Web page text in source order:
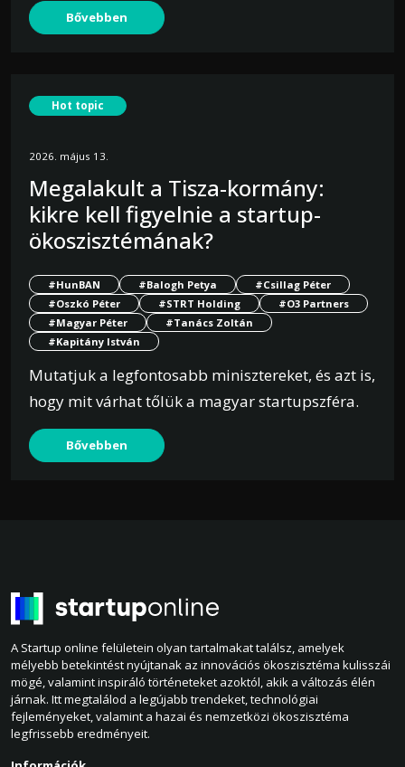
Bővebben
Hot topic
2026. május 13.
Megalakult a Tisza-kormány:
kikre kell figyelnie a startup-
ökoszisztémának?
#HunBAN #Balogh Petya
#Csillag Péter
#Oszkó Péter
#STRT Holding
#O3 Partners
#Magyar Péter
#Tanács Zoltán
#Kapitány István
Mutatjuk a legfontosabb minisztereket, és azt is,
hogy mit várhat tőlük a magyar startupszféra.
Bővebben
A Startup online felületein olyan tartalmakat találsz, amelyek
mélyebb betekintést nyújtanak az innovációs ökoszisztéma kulisszái
mögé, valamint inspiráló történeteket azoktól, akik a változás élén
járnak. Itt megtalálod a legújabb trendeket, technológiai
fejleményeket, valamint a hazai és nemzetközi ökoszisztéma
legfrissebb eredményeit.